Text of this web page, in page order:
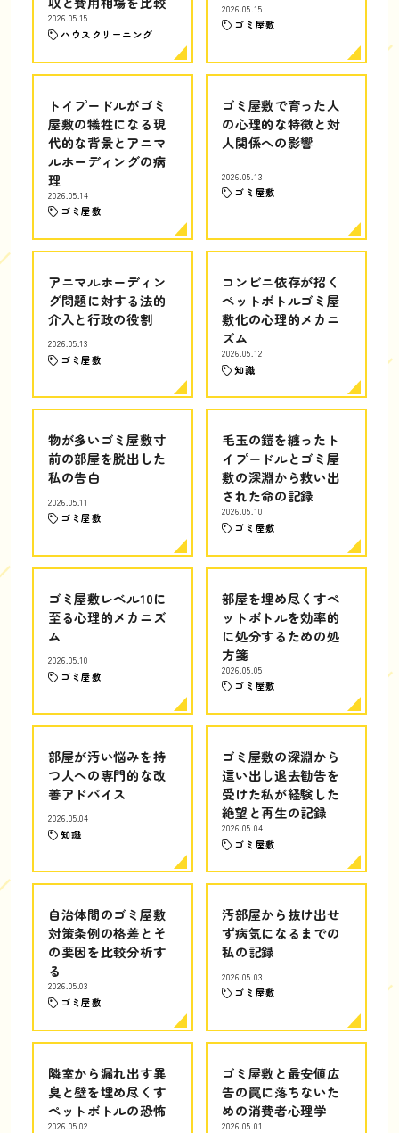
2026.05.15
ハウスクリーニング
2026.05.15
ゴミ屋敷
トイプードルがゴミ
屋敷の犠牲になる現
代的な背景とアニマ
ルホーディングの病
理
2026.05.14
ゴミ屋敷
ゴミ屋敷で育った人
の心理的な特徴と対
人関係への影響
2026.05.13
ゴミ屋敷
アニマルホーディン
グ問題に対する法的
介入と行政の役割
2026.05.13
ゴミ屋敷
コンビニ依存が招く
ペットボトルゴミ屋
敷化の心理的メカニ
ズム
2026.05.12
知識
物が多いゴミ屋敷寸
前の部屋を脱出した
私の告白
2026.05.11
ゴミ屋敷
毛玉の鎧を纏ったト
イプードルとゴミ屋
敷の深淵から救い出
された命の記録
2026.05.10
ゴミ屋敷
ゴミ屋敷レベル10に
至る心理的メカニズ
ム
2026.05.10
ゴミ屋敷
部屋を埋め尽くすペ
ットボトルを効率的
に処分するための処
方箋
2026.05.05
ゴミ屋敷
部屋が汚い悩みを持
つ人への専門的な改
善アドバイス
2026.05.04
知識
ゴミ屋敷の深淵から
這い出し退去勧告を
受けた私が経験した
絶望と再生の記録
2026.05.04
ゴミ屋敷
自治体間のゴミ屋敷
対策条例の格差とそ
の要因を比較分析す
る
2026.05.03
ゴミ屋敷
汚部屋から抜け出せ
ず病気になるまでの
私の記録
2026.05.03
ゴミ屋敷
隣室から漏れ出す異
臭と壁を埋め尽くす
ペットボトルの恐怖
2026.05.02
ゴミ屋敷と最安値広
告の罠に落ちないた
めの消費者心理学
2026.05.01